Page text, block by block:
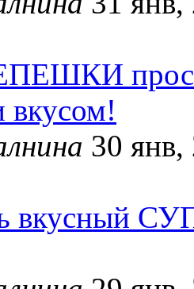
вкусом!
30 янв,
вкусный